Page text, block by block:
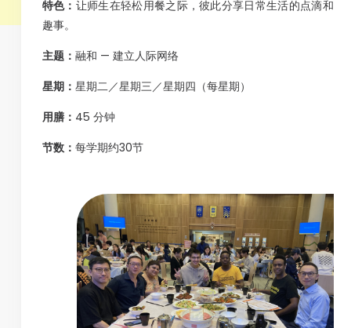
特色： 让师生在轻松用餐之际，彼此分享日常生活的点滴和
趣事。
主题： 融和 — 建立人际网络
星期： 星期二／星期三／星期四（每星期）
用膳： 45 分钟
节数： 每学期约30节